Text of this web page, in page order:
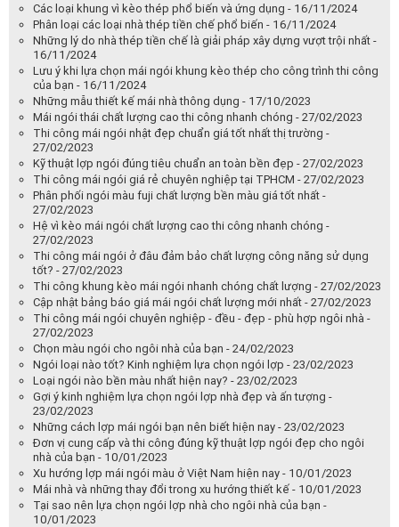
Các loại khung vì kèo thép phổ biến và ứng dụng - 16/11/2024
Phân loại các loại nhà thép tiền chế phổ biến - 16/11/2024
Những lý do nhà thép tiền chế là giải pháp xây dựng vượt trội nhất -
16/11/2024
Lưu ý khi lựa chọn mái ngói khung kèo thép cho công trình thi công
của bạn - 16/11/2024
Những mẫu thiết kế mái nhà thông dụng - 17/10/2023
Mái ngói thái chất lượng cao thi công nhanh chóng - 27/02/2023
Thi công mái ngói nhật đẹp chuẩn giá tốt nhất thị trường -
27/02/2023
Kỹ thuật lợp ngói đúng tiêu chuẩn an toàn bền đẹp - 27/02/2023
Thi công mái ngói giá rẻ chuyên nghiệp tại TPHCM - 27/02/2023
Phân phối ngói màu fuji chất lượng bền màu giá tốt nhất -
27/02/2023
Hệ vì kèo mái ngói chất lượng cao thi công nhanh chóng -
27/02/2023
Thi công mái ngói ở đâu đảm bảo chất lượng công năng sử dụng
tốt? - 27/02/2023
Thi công khung kèo mái ngói nhanh chóng chất lượng - 27/02/2023
Cập nhật bảng báo giá mái ngói chất lượng mới nhất - 27/02/2023
Thi công mái ngói chuyên nghiệp - đều - đẹp - phù hợp ngôi nhà -
27/02/2023
Chọn màu ngói cho ngôi nhà của bạn - 24/02/2023
Ngói loại nào tốt? Kinh nghiệm lựa chọn ngói lợp - 23/02/2023
Loại ngói nào bền màu nhất hiện nay? - 23/02/2023
Gợi ý kinh nghiệm lựa chọn ngói lợp nhà đẹp và ấn tượng -
23/02/2023
Những cách lợp mái ngói bạn nên biết hiện nay - 23/02/2023
Đơn vị cung cấp và thi công đúng kỹ thuật lợp ngói đẹp cho ngôi
nhà của bạn - 10/01/2023
Xu hướng lợp mái ngói màu ở Việt Nam hiện nay - 10/01/2023
Mái nhà và những thay đổi trong xu hướng thiết kế - 10/01/2023
Tại sao nên lựa chọn ngói lợp nhà cho ngôi nhà của bạn -
10/01/2023